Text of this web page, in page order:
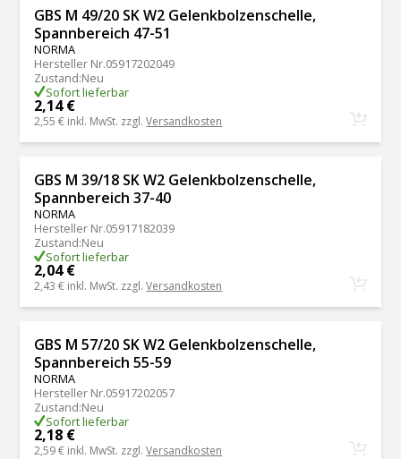
GBS M 49/20 SK W2 Gelenkbolzenschelle,
Spannbereich 47-51
NORMA
Hersteller Nr.05917202049
Zustand:Neu
Sofort lieferbar
2,14 €
2,55 € inkl. MwSt. zzgl.Versandkosten
GBS M 39/18 SK W2 Gelenkbolzenschelle,
Spannbereich 37-40
NORMA
Hersteller Nr.05917182039
Zustand:Neu
Sofort lieferbar
2,04 €
2,43 € inkl. MwSt. zzgl.Versandkosten
GBS M 57/20 SK W2 Gelenkbolzenschelle,
Spannbereich 55-59
NORMA
Hersteller Nr.05917202057
Zustand:Neu
Sofort lieferbar
2,18 €
2,59 € inkl. MwSt. zzgl.Versandkosten